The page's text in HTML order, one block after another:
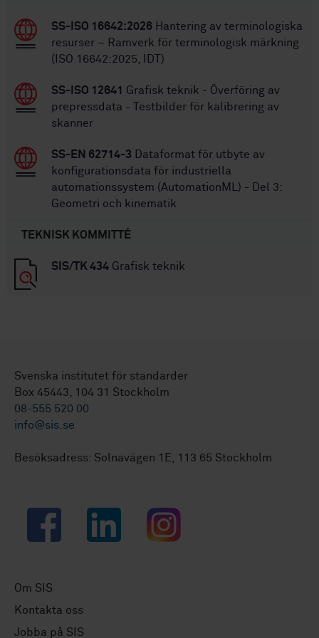
SS-ISO 16642:2026 Hantering av terminologiska
resurser – Ramverk för terminologisk märkning
(ISO 16642:2025, IDT)
SS-ISO 12641
Grafisk teknik - Överföring av
prepressdata - Testbilder för kalibrering av
skanner
SS-EN 62714-3 Dataformat för utbyte av
konfigurationsdata för industriella
automationssystem (AutomationML) - Del 3:
Geometri och kinematik
TEKNISK KOMMITTÉ
SIS/TK 434 Grafisk teknik
Svenska institutet för standarder
Box 45443, 104 31 Stockholm
08-555 520 00
info@sis.se
Besöksadress: Solnavägen 1E, 113 65 Stockholm
Facebook LinkedIn Instagram
Om SIS
Kontakta oss
Jobba på SIS